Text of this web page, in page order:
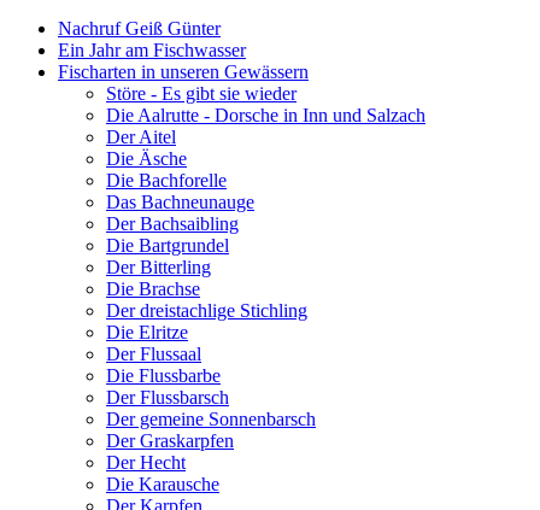
Nachruf Geiß Günter
Ein Jahr am Fischwasser
Fischarten in unseren Gewässern
Störe - Es gibt sie wieder
Die Aalrutte - Dorsche in Inn und Salzach
Der Aitel
Die Äsche
Die Bachforelle
Das Bachneunauge
Der Bachsaibling
Die Bartgrundel
Der Bitterling
Die Brachse
Der dreistachlige Stichling
Die Elritze
Der Flussaal
Die Flussbarbe
Der Flussbarsch
Der gemeine Sonnenbarsch
Der Graskarpfen
Der Hecht
Die Karausche